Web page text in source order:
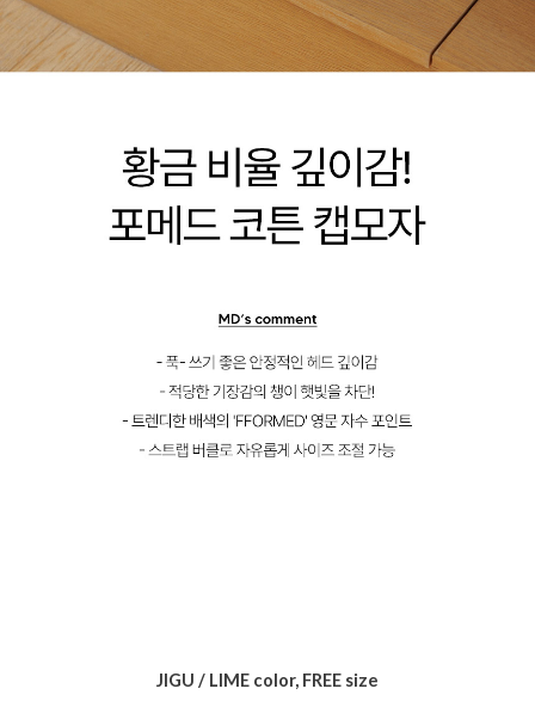
JIGU / LIME color, FREE size